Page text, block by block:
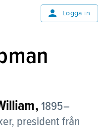
Logga in
1895–
president från